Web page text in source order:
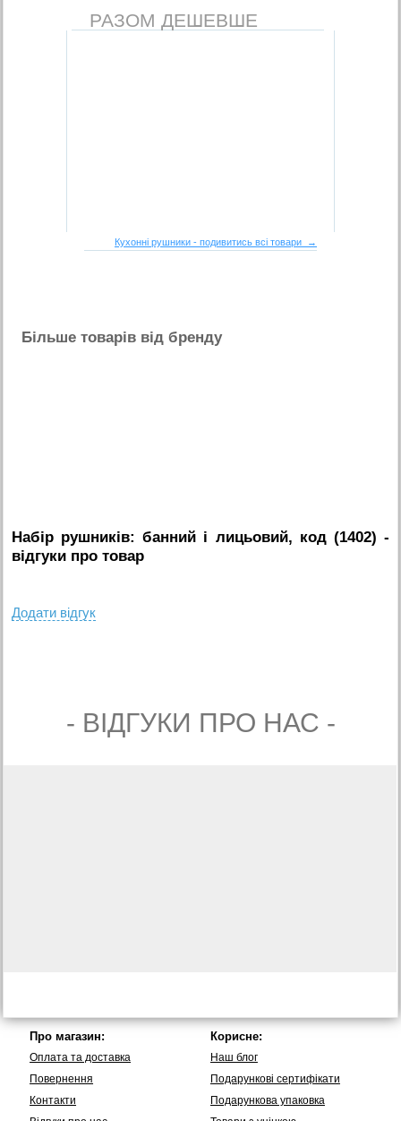
РАЗОМ ДЕШЕВШЕ
Кухонні рушники - подивитись всі товари →
Бiльше товарiв вiд бренду
Набір рушників: банний і лицьовий, код (1402) -
вiдгуки про товар
Додати вiдгук
- ВIДГУКИ ПРО НАС -
Про магазин:
Оплата та доставка
Повернення
Контакти
Корисне:
Наш блог
Подарункові сертифікати
Подарункова упаковка